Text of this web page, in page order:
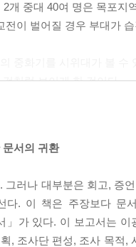
개 중대 40여 명은 목포
전이 벌어질 경우 부대가
처럼 보이게 한 것이다.
전투태세를 갖춘 시위대
이 물러났다. 대대장은
문서의 귀환
그러나 대부분은 회고, 증
다. 이 책은 주장보다 문
」가 있다. 이 보고서는
, 조사단 편성, 조사 목적